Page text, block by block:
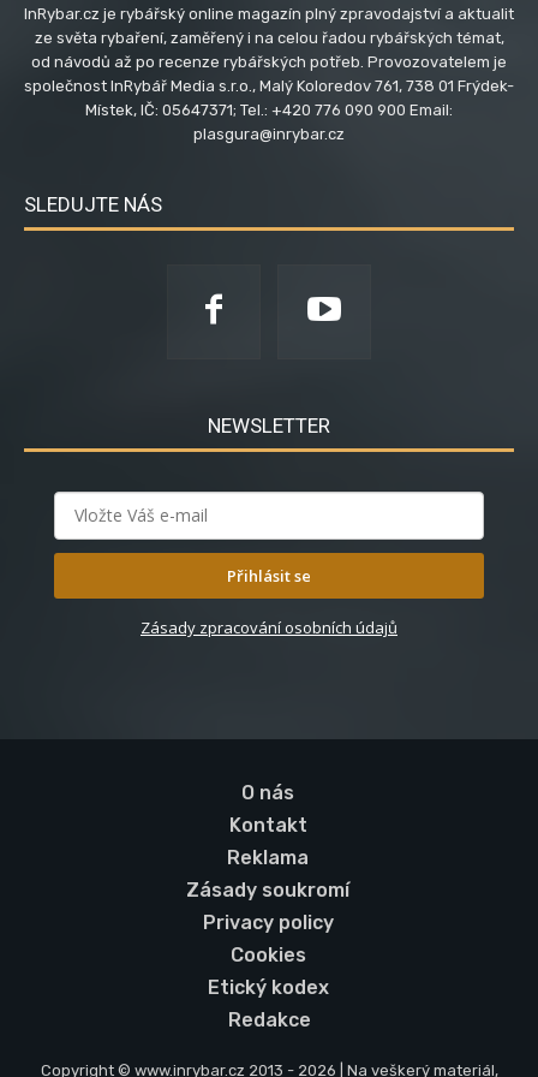
InRybar.cz je rybářský online magazín plný zpravodajství a aktualit
ze světa rybaření, zaměřený i na celou řadou rybářských témat,
od návodů až po recenze rybářských potřeb. Provozovatelem je
společnost InRybář Media s.r.o., Malý Koloredov 761, 738 01 Frýdek-
Místek, IČ: 05647371; Tel.: +420 776 090 900 Email:
plasgura@inrybar.cz
SLEDUJTE NÁS
NEWSLETTER
Přihlásit se
Zásady zpracování osobních údajů
O nás
Kontakt
Reklama
Zásady soukromí
Privacy policy
Cookies
Etický kodex
Redakce
Copyright © www.inrybar.cz 2013 - 2026 | Na veškerý materiál,